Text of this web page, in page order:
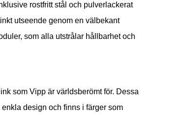
rostfritt stål och pulverlackerat
utseende genom en välbekant
som alla utstrålar hållbarhet och
som Vipp är världsberömt för. Dessa
design och finns i färger som